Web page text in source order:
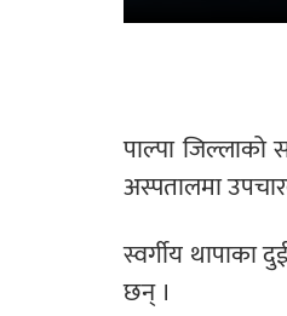
पाल्पा जिल्लाको
अस्पतालमा
स्वर्गीय
छन् ।